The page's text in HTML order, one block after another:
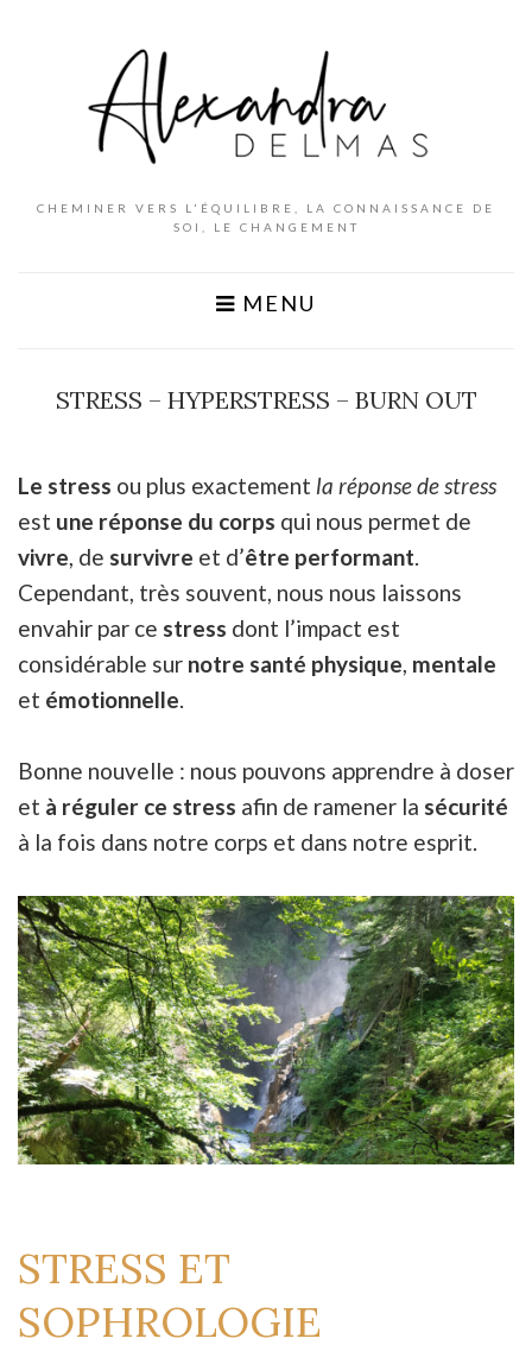
CHEMINER VERS L'ÉQUILIBRE, LA CONNAISSANCE DE
SOI, LE CHANGEMENT
MENU
STRESS – HYPERSTRESS – BURN OUT
Le stress ou plus exactement la réponse de stress
est une réponse du corps qui nous permet de
vivre , de survivre et d’être performant
Cependant, très souvent, nous nous laissons
envahir par ce stress dont l’impact est
considérable sur notre santé physique mentale
et émotionnelle
Bonne nouvelle : nous pouvons apprendre à doser
et à réguler ce stress afin de ramener la sécurité
à la fois dans notre corps et dans notre esprit.
STRESS ET
SOPHROLOGIE